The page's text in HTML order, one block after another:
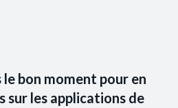
bon moment pour en
sur les applications de